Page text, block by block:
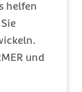
helfen
und